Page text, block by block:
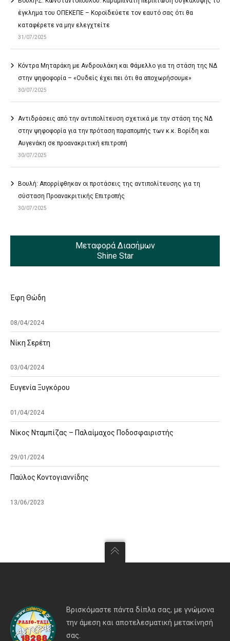
έγκλημα του ΟΠΕΚΕΠΕ – Κοροϊδεύετε τον εαυτό σας ότι θα
καταφέρετε να μην ελεγχτείτε
31/07/2025
Κόντρα Μηταράκη με Ανδρουλάκη και Φάμελλο για τη στάση της ΝΔ
στην ψηφοφορία – «Ουδείς έχει πει ότι θα αποχωρήσουμε»
30/07/2025
Αντιδράσεις από την αντιπολίτευση σχετικά με την στάση της ΝΔ
στην ψηφοφορία για την πρόταση παραπομπής των κ.κ. Βορίδη και
Αυγενάκη σε προανακριτική επιτροπή
30/07/2025
Βουλή: Απορρίφθηκαν οι προτάσεις της αντιπολίτευσης για τη
σύσταση Προανακριτικής Επιτροπής
30/07/2025
Μεταφορά Διασήμων
Shine Star
Έφη Θώδη
08/04/2024
Νίκη Σερέτη
03/04/2024
Ευγενία Ξυγκόρου
01/04/2024
Νίκος Νταμπίζας – Παλαίμαχος Ποδοσφαιριστής
29/01/2024
Παύλος Κοντογιαννίδης
13/06/2023
Βρισκόμαστε πάντα δίπλα σας, με γνώμονα
την άμεση και αποτελεσματική μετακίνησή
σας.